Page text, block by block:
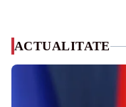
ACTUALITATE